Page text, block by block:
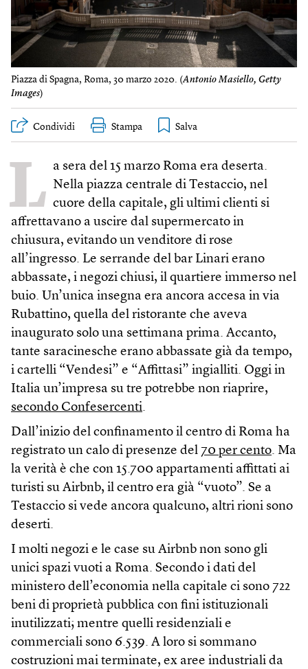
Piazza di Spagna, Roma, 30 marzo 2020. (Antonio Masiello, Getty
Images)
Condividi Stampa
L a sera del 15 marzo Roma era deserta.
Nella piazza centrale di Testaccio, nel
cuore della capitale, gli ultimi clienti si
affrettavano a uscire dal supermercato in
chiusura, evitando un venditore di rose
all’ingresso. Le serrande del bar Linari erano
abbassate, i negozi chiusi, il quartiere immerso nel
buio. Un’unica insegna era ancora accesa in via
Rubattino, quella del ristorante che aveva
inaugurato solo una settimana prima. Accanto,
tante saracinesche erano abbassate già da tempo,
i cartelli “Vendesi” e “Affittasi” ingialliti. Oggi in
Italia un’impresa su tre potrebbe non riaprire,
secondo Confesercenti.
Dall’inizio del confinamento il centro di Roma ha
registrato un calo di presenze del 70 per cento. Ma
la verità è che con 15.700 appartamenti affittati ai
turisti su Airbnb, il centro era già “vuoto”. Se a
Testaccio si vede ancora qualcuno, altri rioni sono
deserti.
I molti negozi e le case su Airbnb non sono gli
unici spazi vuoti a Roma. Secondo i dati del
ministero dell’economia nella capitale ci sono 722
beni di proprietà pubblica con fini istituzionali
inutilizzati; mentre quelli residenziali e
commerciali sono 6.539. A loro si sommano
costruzioni mai terminate, ex aree industriali da